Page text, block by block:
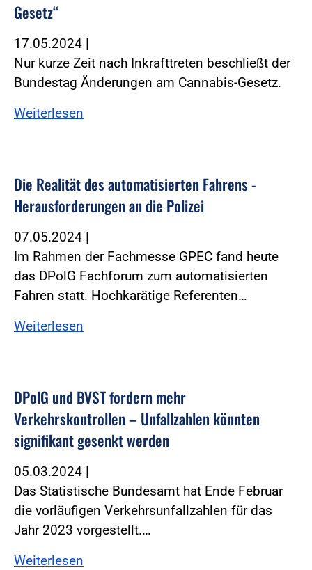
Gesetz“
17.05.2024 |
Nur kurze Zeit nach Inkrafttreten beschließt der
Bundestag Änderungen am Cannabis-Gesetz.
Weiterlesen
Die Realität des automatisierten Fahrens -
Herausforderungen an die Polizei
07.05.2024 |
Im Rahmen der Fachmesse GPEC fand heute
das DPolG Fachforum zum automatisierten
Fahren statt. Hochkarätige Referenten…
Weiterlesen
DPolG und BVST fordern mehr
Verkehrskontrollen – Unfallzahlen könnten
signifikant gesenkt werden
05.03.2024 |
Das Statistische Bundesamt hat Ende Februar
die vorläufigen Verkehrsunfallzahlen für das
Jahr 2023 vorgestellt.…
Weiterlesen